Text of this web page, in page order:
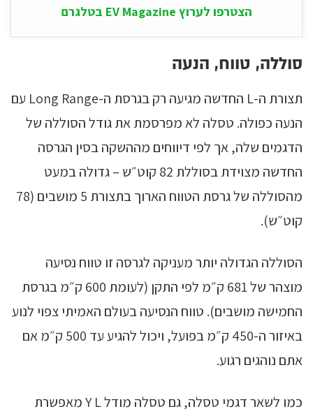
הצטרפו לערוץ EV Magazine בטלגרם
סוללה, טווח, הנעה
תצורת ה-L החדשה מגיעה רק בגרסת ה-Long Range עם
הנעה כפולה. טסלה לא מפרסמת את גודל הסוללה של
הדגמים שלה, אך לפי דיווחים מההשקה בסין הגרסה
החדשה מצוידת בסוללת 82 קוט״ש – גדולה במעט
מהסוללה של גרסת הטווח הארוך בתצורת 5 מושבים (78
קוט״ש).
הסוללה הגדולה יותר מעניקה לגרסה זו טווח נסיעה
מוצהר של 681 ק״מ לפי התקן (לעומת 600 ק״מ בגרסת
החמישה מושבים). טווח הנסיעה בעולם האמיתי צפוי לנוע
באיזור ה-450 ק״מ בפועל, ויכול להגיע עד 500 ק״מ אם
אתם נוהגים רגוע.
כמו לשאר דגמי טסלה, גם טסלה מודל Y L מאפשרת